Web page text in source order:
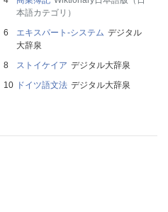
本語カテゴリ）
エキスパート‐システム デジタル
大辞泉
ストイケイア デジタル大辞泉
ドイツ語文法 デジタル大辞泉